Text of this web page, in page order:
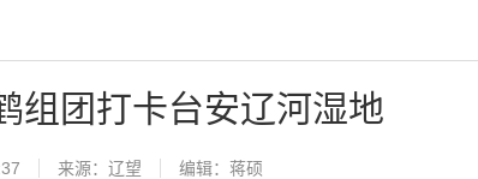
组团打卡台安辽河湿地
来源： 辽望 编辑：蒋硕